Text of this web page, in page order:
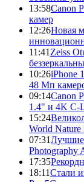
13:58Canon
камер
12:26Новая
11:41 Zeiss
10:26iPhone
48 Мп
09:14Canon
1.4" и 4K C-
15:24
World
07:31Лучшие
17:35
18:11Стали